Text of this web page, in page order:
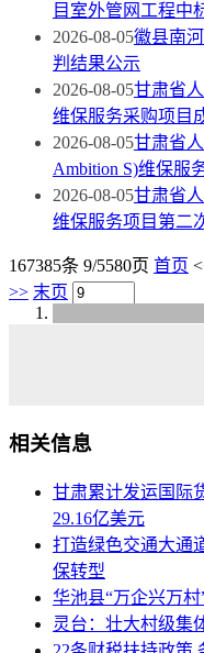
目室外管网工程中
2026-08-05徽县南
判结果公示
2026-08-05甘肃省
维保服务采购项目
2026-08-05甘肃省
Ambition S)维保服
2026-08-05甘肃省
维保服务项目第二
167385条 9/5580页 首页
>> 末页
相关信息
甘肃累计发运国际
29.16亿美元
打造绿色交通大通
保转型
华池县“万企兴万
灵台：壮大村级集